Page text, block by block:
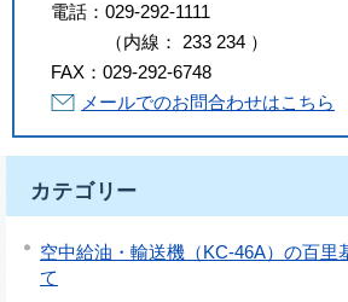
電話： 029-292-1111
（内線 ： 233 234 ）
FAX： 029-292-6748
メールでのお問合わせはこちら
カテゴリー
空中給油・輸送機（KC-46A）の百里
て